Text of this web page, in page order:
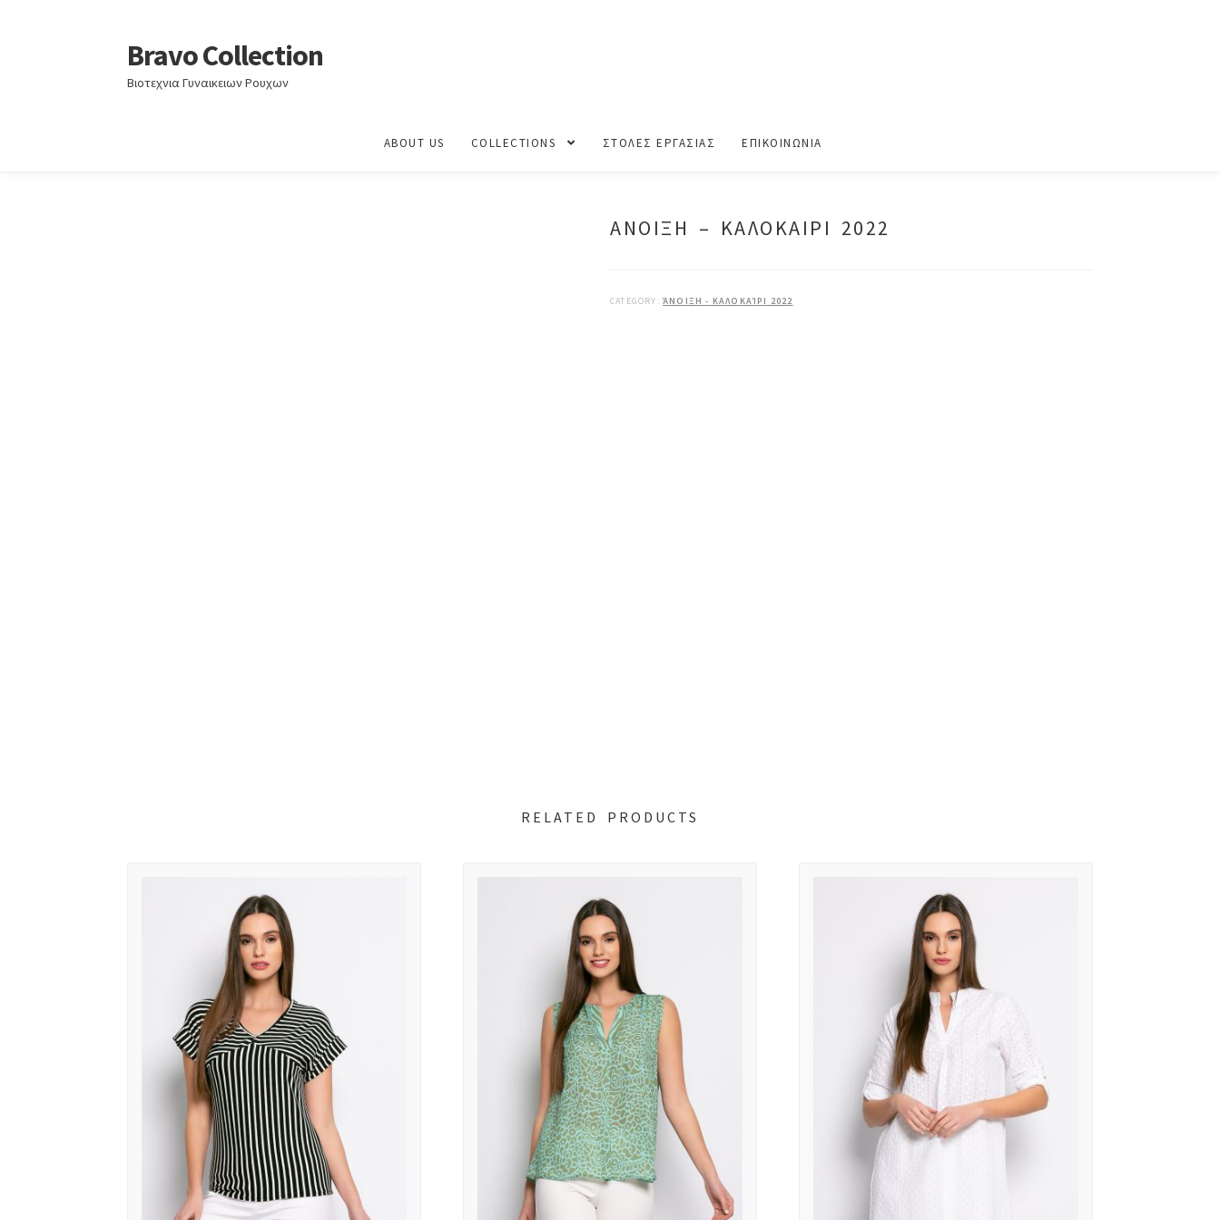
Skip
to
navigation
Skip
to
content
Bravo Collection
Βιοτεχνια Γυναικειων Ρουχων
ABOUT US COLLECTIONS ΣΤΟΛΕΣ ΕΡΓΑΣΙΑΣ ΕΠΙΚΟΙΝΩΝΙΑ
ΑΝΟΙΞΗ – ΚΑΛΟΚΑΙΡΙ 2022
CATEGORY: ΆΝΟΙΞΗ - ΚΑΛΟΚΑΊΡΙ 2022
RELATED PRODUCTS